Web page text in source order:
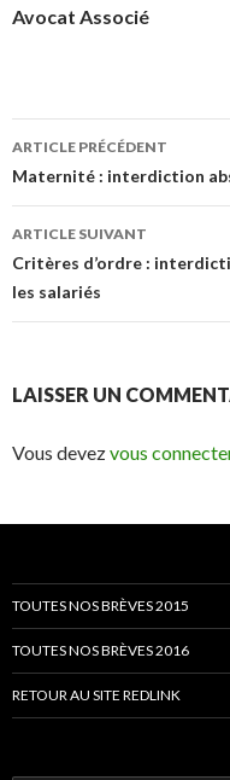
Avocat Associé
Navigation
des
articles
ARTICLE PRÉCÉDENT
Maternité : interdiction
ARTICLE SUIVANT
Critères d’ordre :
les salariés
LAISSER UN
Vous devezvous
TOUTES NOS BRÈVES 2015
TOUTES NOS BRÈVES 2016
RETOUR AU SITE REDLINK